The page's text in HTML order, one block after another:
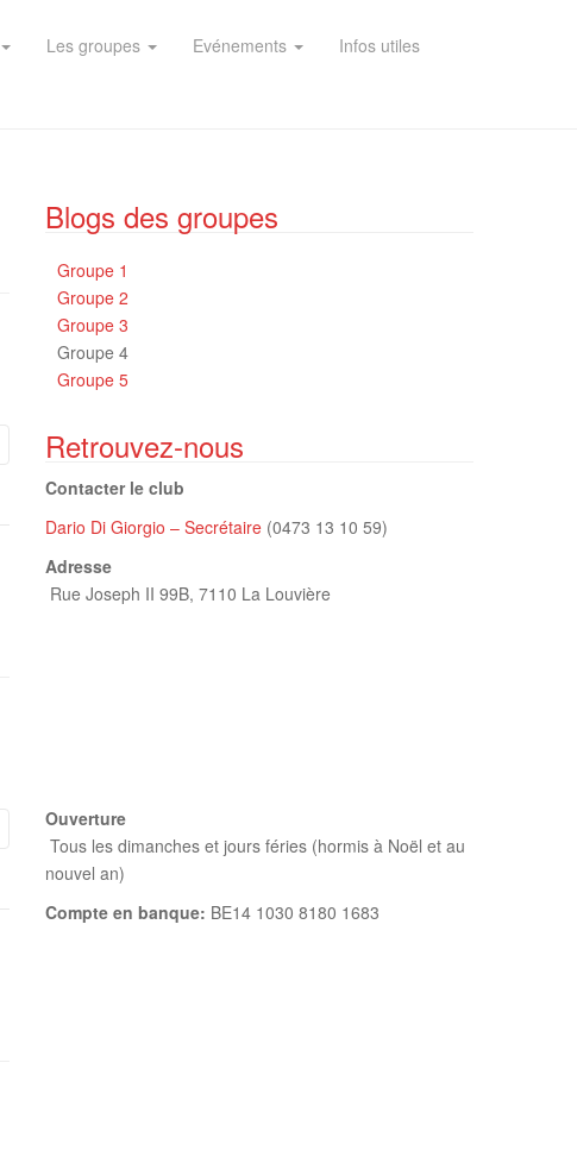
Les groupes Evénements Infos utiles
Blogs des groupes
Groupe 1
Groupe 2
Groupe 3
Groupe 4
Groupe 5
Retrouvez-nous
Contacter le club
Dario Di Giorgio – Secrétaire (0473 13 10 59)
Adresse
Rue Joseph II 99B, 7110 La Louvière
Ouverture
Tous les dimanches et jours féries (hormis à Noël et au
nouvel an)
Compte en banque: BE14 1030 8180 1683